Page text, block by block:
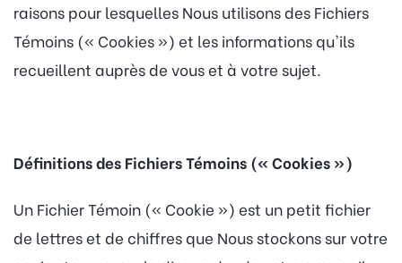
raisons pour lesquelles Nous utilisons des Fichiers
Témoins (« Cookies ») et les informations qu'ils
recueillent auprès de vous et à votre sujet.
Définitions des Fichiers Témoins (« Cookies »)
Un Fichier Témoin (« Cookie ») est un petit fichier
de lettres et de chiffres que Nous stockons sur votre